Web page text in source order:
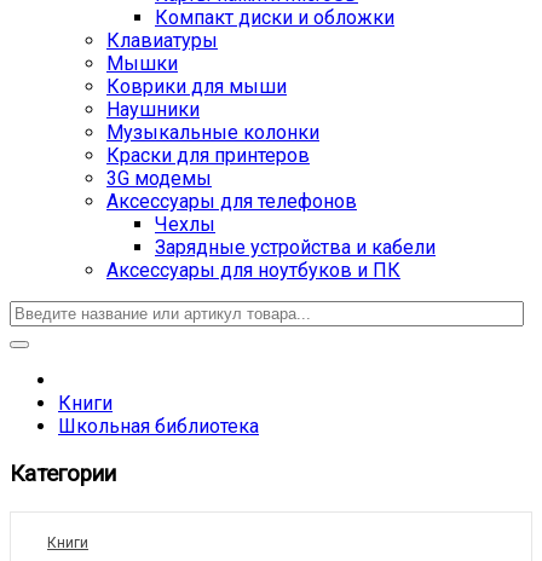
Компакт диски и обложки
Клавиатуры
Мышки
Коврики для мыши
Наушники
Музыкальные колонки
Краски для принтеров
3G модемы
Аксессуары для телефонов
Чехлы
Зарядные устройства и кабели
Аксессуары для ноутбуков и ПК
Книги
Школьная библиотека
Категории
Книги